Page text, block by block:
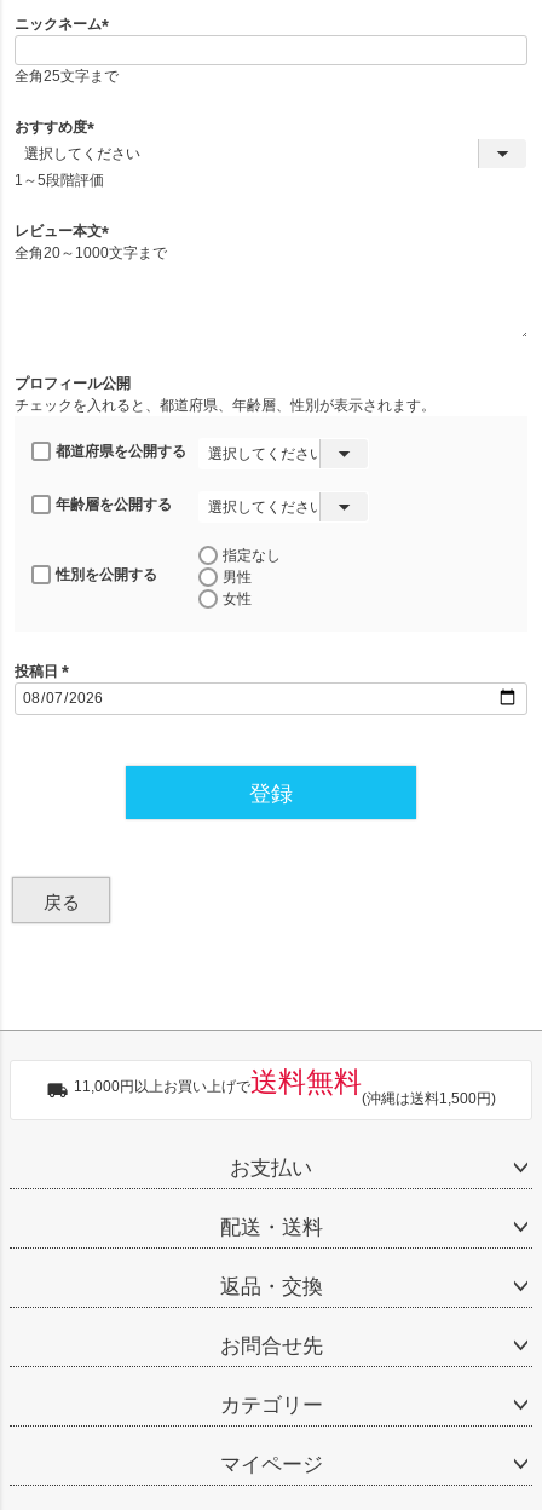
ニックネーム
必
全角25文字まで
おすすめ度
(
必
1～5段階評価
レビュー本文
(
全角20～1000文字まで
プロフィール公開
チェックを入れると、都道府県、年齢層、性別が表示されます。
都道府県を公開する
年齢層を公開する
性別を公開する
指定なし
男性
女性
投稿日
(
必
登録
戻る
11,000円以上お買い上げで送料無料
(沖縄は送料1,500円)
お支払い
配送・送料
返品・交換
お問合せ先
カテゴリー
マイページ